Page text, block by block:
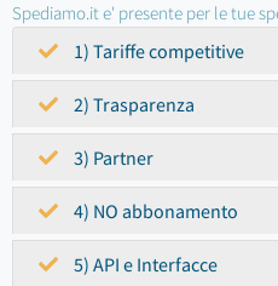
Spediamo.it e' presente per le tue
1) Tariffe competitive
2) Trasparenza
3) Partner
4) NO abbonamento
5) API e Interfacce